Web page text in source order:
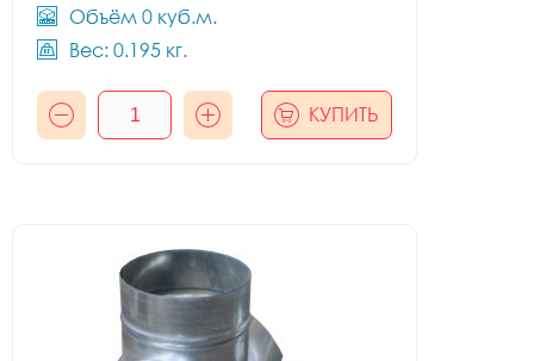
Объём 0 куб.м.
Вес: 0.195 кг.
КУПИТЬ